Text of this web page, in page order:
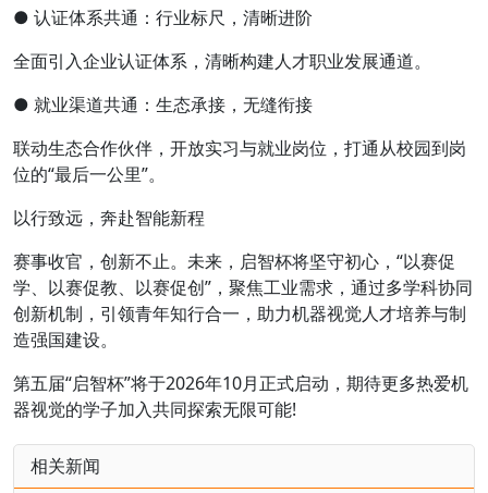
● 认证体系共通：行业标尺，清晰进阶
全面引入企业认证体系，清晰构建人才职业发展通道。
● 就业渠道共通：生态承接，无缝衔接
联动生态合作伙伴，开放实习与就业岗位，打通从校园到岗
位的“最后一公里”。
以行致远，奔赴智能新程
赛事收官，创新不止。未来，启智杯将坚守初心，“以赛促
学、以赛促教、以赛促创”，聚焦工业需求，通过多学科协同
创新机制，引领青年知行合一，助力机器视觉人才培养与制
造强国建设。
第五届“启智杯”将于2026年10月正式启动，期待更多热爱机
器视觉的学子加入共同探索无限可能!
相关新闻